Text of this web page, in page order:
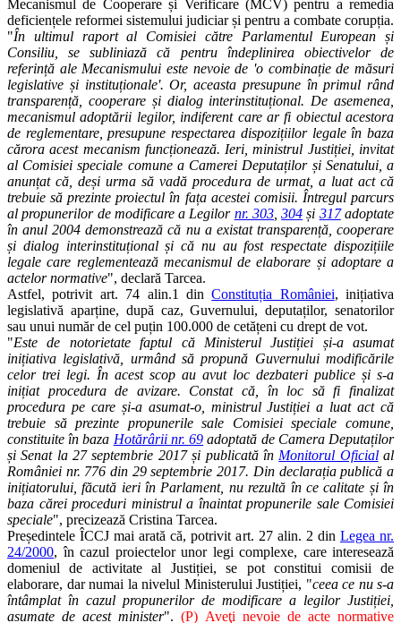
Mecanismul de Cooperare și Verificare (MCV) pentru a remedia
deficiențele reformei sistemului judiciar și pentru a combate corupția.
"În ultimul raport al Comisiei către Parlamentul European și
Consiliu, se subliniază că pentru îndeplinirea obiectivelor de
referință ale Mecanismului este nevoie de 'o combinație de măsuri
legislative și instituționale'. Or, aceasta presupune în primul rând
transparență, cooperare și dialog interinstituțional. De asemenea,
mecanismul adoptării legilor, indiferent care ar fi obiectul acestora
de reglementare, presupune respectarea dispozițiilor legale în baza
cărora acest mecanism funcționează. Ieri, ministrul Justiției, invitat
al Comisiei speciale comune a Camerei Deputaților și Senatului, a
anunțat că, deși urma să vadă procedura de urmat, a luat act că
trebuie să prezinte proiectul în fața acestei comisii. Întregul parcurs
al propunerilor de modificare a Legilor nr. 303,304 și 317adoptate
în anul 2004 demonstrează că nu a existat transparență, cooperare
și dialog interinstituțional și că nu au fost respectate dispozițiile
legale care reglementează mecanismul de elaborare și adoptare a
actelor normative", declară Tarcea.
Astfel, potrivit art. 74 alin.1 dinConstituția României, inițiativa
legislativă aparține, după caz, Guvernului, deputaților, senatorilor
sau unui număr de cel puțin 100.000 de cetățeni cu drept de vot.
"Este de notorietate faptul că Ministerul Justiției și-a asumat
inițiativa legislativă, urmând să propună Guvernului modificările
celor trei legi. În acest scop au avut loc dezbateri publice și s-a
inițiat procedura de avizare. Constat că, în loc să fi finalizat
procedura pe care și-a asumat-o, ministrul Justiției a luat act că
trebuie să prezinte propunerile sale Comisiei speciale comune,
constituite în baza Hotărârii nr. 69 adoptată de Camera Deputaților
și Senat la 27 septembrie 2017 și publicată în Monitorul Oficialal
României nr. 776 din 29 septembrie 2017. Din declarația publică a
inițiatorului, făcută ieri în Parlament, nu rezultă în ce calitate și în
baza cărei proceduri ministrul a înaintat propunerile sale Comisiei
speciale", precizează Cristina Tarcea.
Președintele ÎCCJ mai arată că, potrivit art. 27 alin. 2 din Legea nr.
24/2000, în cazul proiectelor unor legi complexe, care interesează
domeniul de activitate al Justiției, se pot constitui comisii de
elaborare, dar numai la nivelul Ministerului Justiției, "ceea ce nu s-a
întâmplat în cazul propunerilor de modificare a legilor Justiției,
asumate de acest minister". (P) Aveţi nevoie de acte normative